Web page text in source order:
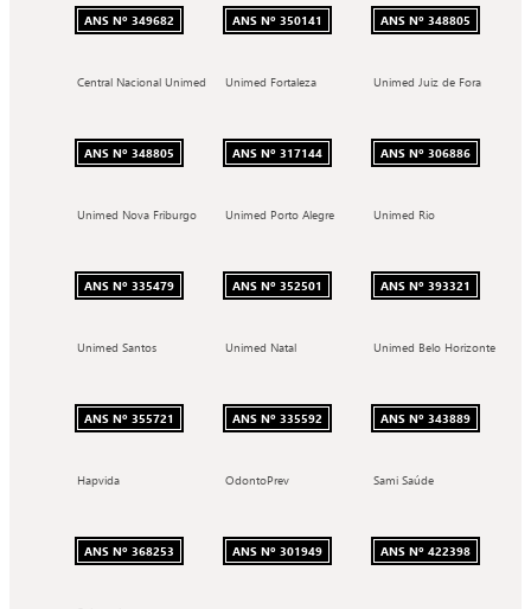
ANS Nº 349682 ANS Nº 350141 ANS Nº 348805
Central Nacional Unimed
ANS Nº 348805
Unimed Fortaleza
ANS Nº 317144
Unimed Juiz de Fora
ANS Nº 306886
Unimed Nova Friburgo
ANS Nº 335479
Unimed Porto Alegre
ANS Nº 352501
Unimed Rio
ANS Nº 393321
Unimed Santos
ANS Nº 355721
Unimed Natal
ANS Nº 335592
Unimed Belo Horizonte
ANS Nº 343889
Hapvida
ANS Nº 368253
OdontoPrev
ANS Nº 301949
Sami Saúde
ANS Nº 422398